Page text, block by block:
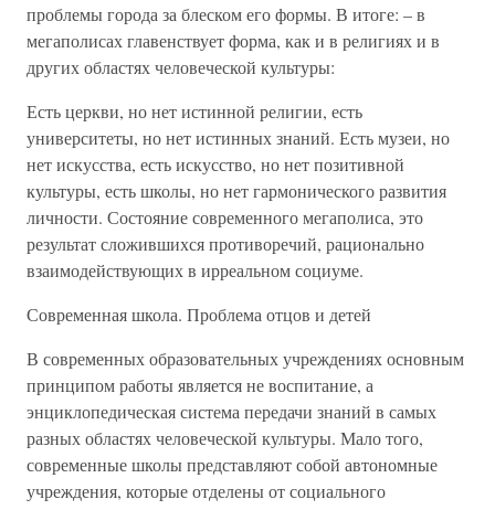
проблемы города за блеском его формы. В итоге: – в
мегаполисах главенствует форма, как и в религиях и в
других областях человеческой культуры:
Есть церкви, но нет истинной религии, есть
университеты, но нет истинных знаний. Есть музеи, но
нет искусства, есть искусство, но нет позитивной
культуры, есть школы, но нет гармонического развития
личности. Состояние современного мегаполиса, это
результат сложившихся противоречий, рационально
взаимодействующих в ирреальном социуме.
Современная школа. Проблема отцов и детей
В современных образовательных учреждениях основным
принципом работы является не воспитание, а
энциклопедическая система передачи знаний в самых
разных областях человеческой культуры. Мало того,
современные школы представляют собой автономные
учреждения, которые отделены от социального